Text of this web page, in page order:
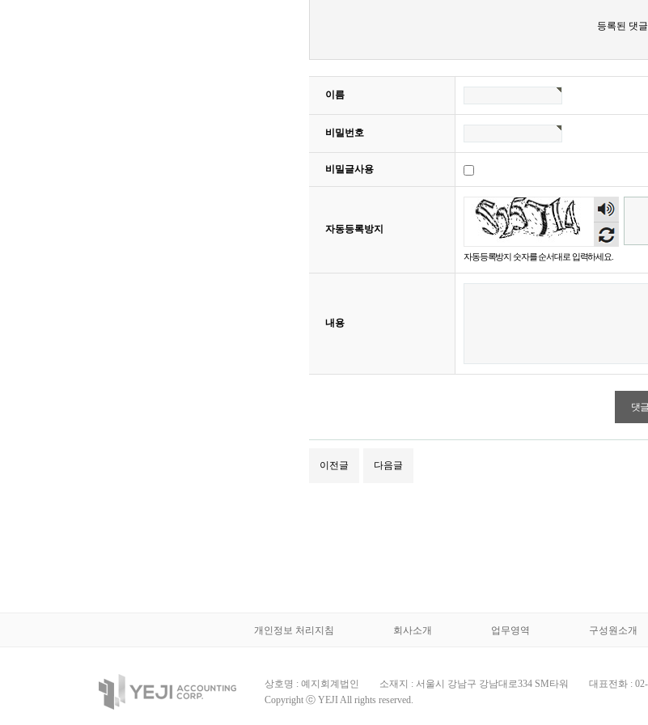
등록된 댓
이름
비밀번호
비밀글사용
자동등록방지
숫자
음성
듣기
자동등록방지 숫자를 순서대로 입력하세요.
내용
이전글 다음글
개인정보 처리지침 회사소개 업무영역 구성원소개
상호명 : 예지회계법인 소재지 : 서울시 강남구 강남대로334 SM타워 대표전화 :
Copyright ⓒ YEJI All rights reserved.